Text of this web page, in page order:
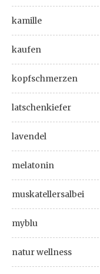
kamille
kaufen
kopfschmerzen
latschenkiefer
lavendel
melatonin
muskatellersalbei
myblu
natur wellness